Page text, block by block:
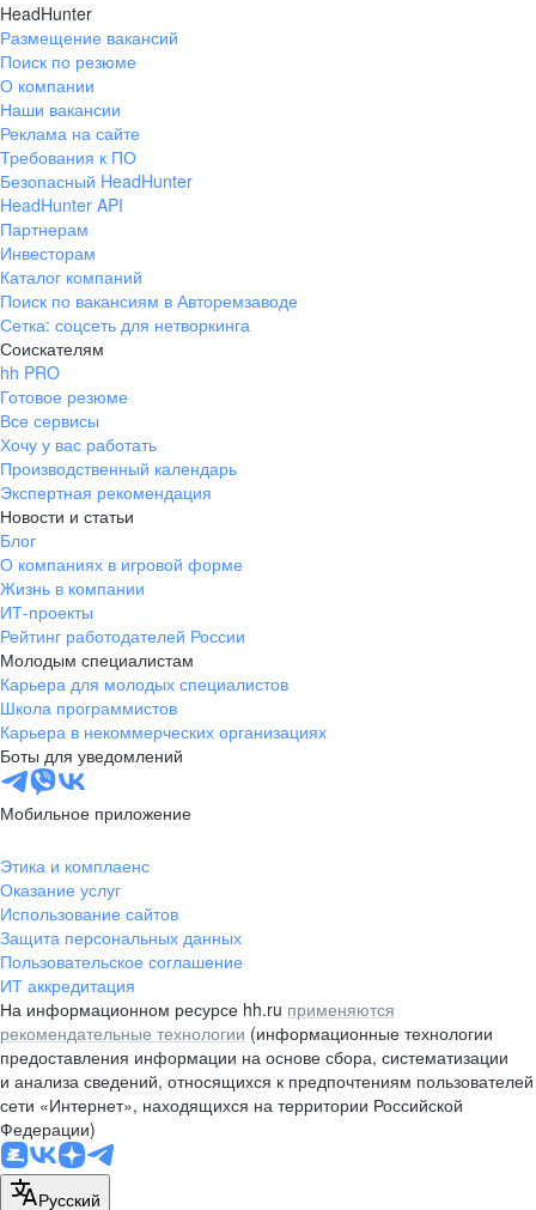
HeadHunter
Размещение вакансий
Поиск по резюме
О компании
Наши вакансии
Реклама на сайте
Требования к ПО
Безопасный HeadHunter
HeadHunter API
Партнерам
Инвесторам
Каталог компаний
Поиск по вакансиям в Авторемзаводе
Сетка: соцсеть для нетворкинга
Соискателям
hh PRO
Готовое резюме
Все сервисы
Хочу у вас работать
Производственный календарь
Экспертная рекомендация
Новости и статьи
Блог
О компаниях в игровой форме
Жизнь в компании
ИТ-проекты
Рейтинг работодателей России
Молодым специалистам
Карьера для молодых специалистов
Школа программистов
Карьера в некоммерческих организациях
Боты для уведомлений
Мобильное приложение
Этика и комплаенс
Оказание услуг
Использование сайтов
Защита персональных данных
Пользовательское соглашение
ИТ аккредитация
На информационном ресурсе hh.ru применяются
рекомендательные технологии (информационные технологии
предоставления информации на основе сбора, систематизации
и анализа сведений, относящихся к предпочтениям пользователей
сети «Интернет», находящихся на территории Российской
Федерации)
Русский